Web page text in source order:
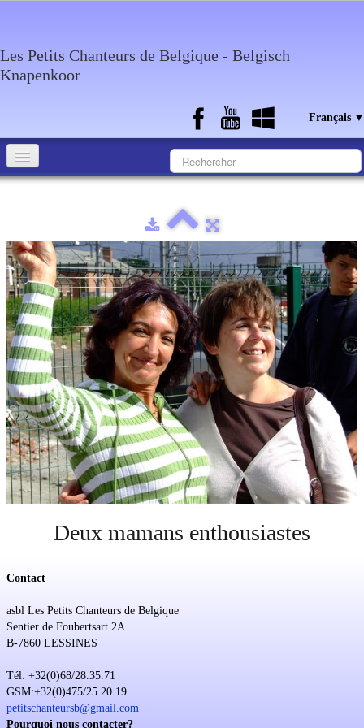
Les Petits Chanteurs de Belgique - Belgisch
Knapenkoor
Français ▼
Medias
Agenda
Discographie
Contact
Soutien
Sponsoring
Événements
Deux mamans enthousiastes
Contact
asbl Les Petits Chanteurs de Belgique
Sentier de Foubertsart 2A
B-7860 LESSINES
Tél: +32(0)68/28.35.71
GSM:+32(0)475/25.20.19
petitschanteursb@gmail.com
Pourquoi nous contacter?